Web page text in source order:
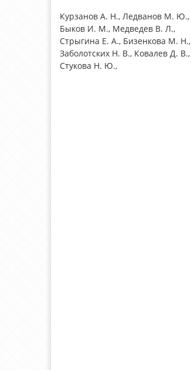
Курзанов А. Н., Ледванов М. Ю.,
Быков И. М., Медведев В. Л.,
Стрыгина Е. А., Бизенкова М. Н.,
Заболотских Н. В., Ковалев Д. В.,
Стукова Н. Ю.,